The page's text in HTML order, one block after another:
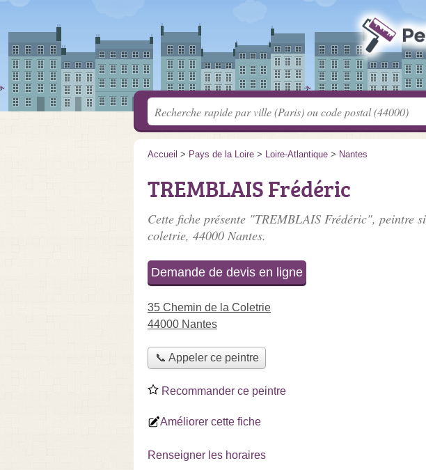
Accueil > Pays de la Loire > Loire-Atlantique > Nantes
TREMBLAIS Frédéric
Cette fiche présente "TREMBLAIS Frédéric", peintre
coletrie, 44000 Nantes.
Demande de devis en ligne
35 Chemin de la Coletrie
44000 Nantes
📞 Appeler ce peintre
Recommander ce peintre
Améliorer cette fiche
Renseigner les horaires